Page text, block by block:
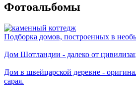
Фотоальбомы
Подборка домов, построенных в
Дом Шотландии - далеко от
Дом в швейцарской деревне -
сарая.